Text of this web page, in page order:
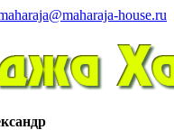
house.ru